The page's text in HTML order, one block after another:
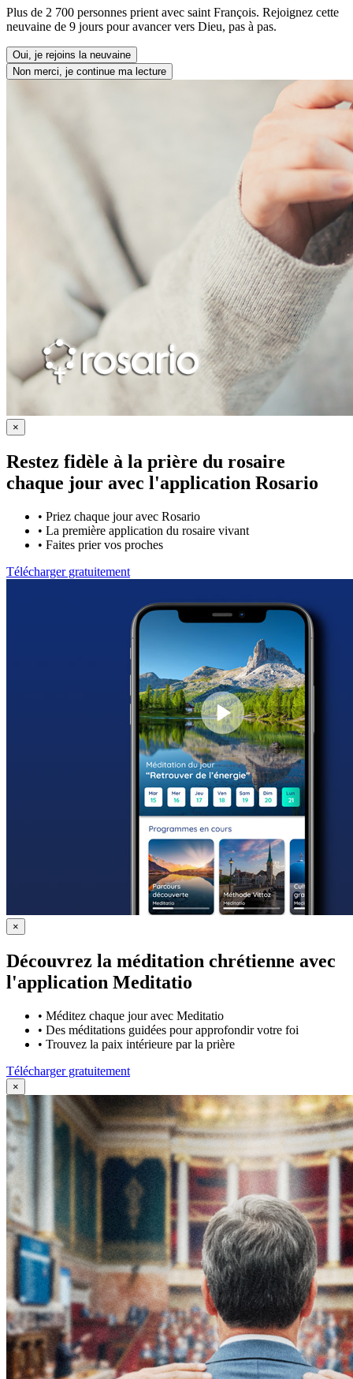
Plus de 2 700 personnes prient avec saint François. Rejoignez cette
neuvaine de 9 jours pour avancer vers Dieu, pas à pas.
Oui, je rejoins la neuvaine
Non merci, je continue ma lecture
×
Restez fidèle à la prière du rosaire
chaque jour avec l'application Rosario
• Priez chaque jour avec Rosario
• La première application du rosaire vivant
• Faites prier vos proches
Télécharger gratuitement
×
Découvrez la méditation chrétienne avec
l'application Meditatio
• Méditez chaque jour avec Meditatio
• Des méditations guidées pour approfondir votre foi
• Trouvez la paix intérieure par la prière
Télécharger gratuitement
×